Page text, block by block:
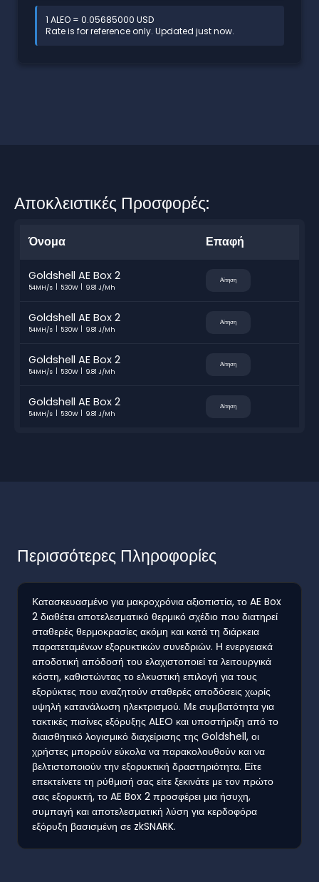
1 ALEO = 0.05685000 USD
Rate is for reference only. Updated just now.
Αποκλειστικές Προσφορές:
Όνομα Επαφή
Goldshell AE Box 2
54MH/s 530W 9.81 J/Mh
Αίτηση
Goldshell AE Box 2
54MH/s 530W 9.81 J/Mh
Αίτηση
Goldshell AE Box 2
54MH/s 530W 9.81 J/Mh
Αίτηση
Goldshell AE Box 2
54MH/s 530W 9.81 J/Mh
Αίτηση
Περισσότερες Πληροφορίες
Κατασκευασμένο για μακροχρόνια αξιοπιστία, το AE Box
2 διαθέτει αποτελεσματικό θερμικό σχέδιο που διατηρεί
σταθερές θερμοκρασίες ακόμη και κατά τη διάρκεια
παρατεταμένων εξορυκτικών συνεδριών. Η ενεργειακά
αποδοτική απόδοσή του ελαχιστοποιεί τα λειτουργικά
κόστη, καθιστώντας το ελκυστική επιλογή για τους
εξορύκτες που αναζητούν σταθερές αποδόσεις χωρίς
υψηλή κατανάλωση ηλεκτρισμού. Με συμβατότητα για
τακτικές πισίνες εξόρυξης ALEO και υποστήριξη από το
διαισθητικό λογισμικό διαχείρισης της Goldshell, οι
χρήστες μπορούν εύκολα να παρακολουθούν και να
βελτιστοποιούν την εξορυκτική δραστηριότητα. Είτε
επεκτείνετε τη ρύθμισή σας είτε ξεκινάτε με τον πρώτο
σας εξορυκτή, το AE Box 2 προσφέρει μια ήσυχη,
συμπαγή και αποτελεσματική λύση για κερδοφόρα
εξόρυξη βασισμένη σε zkSNARK.